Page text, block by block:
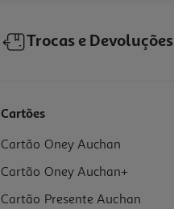
Trocas e Devoluções
Cartões
Cartão Oney Auchan
Cartão Oney Auchan+
Cartão Presente Auchan